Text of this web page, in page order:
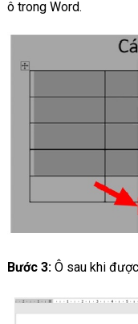
ô trong Word.
Bước 3:Ô sau khi